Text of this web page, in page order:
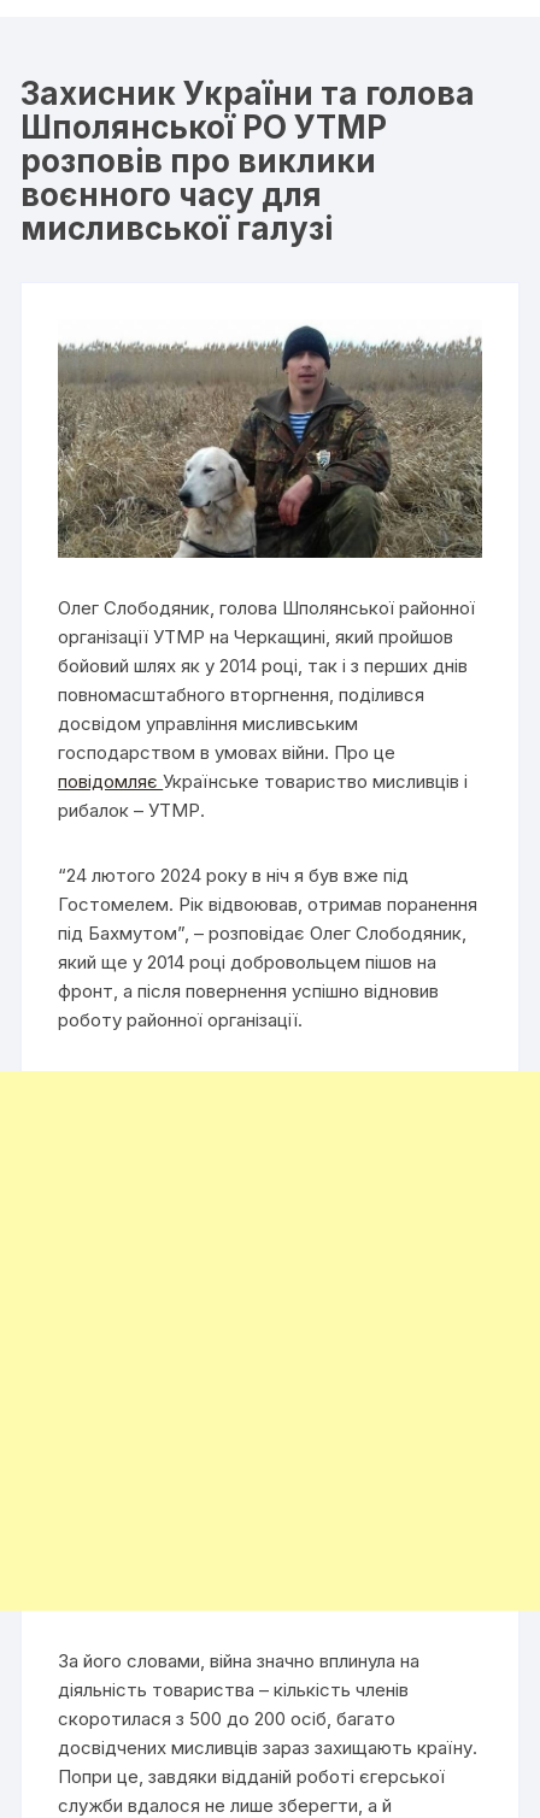
Захисник України та голова
Шполянської РО УТМР
розповів про виклики
воєнного часу для
мисливської галузі
Олег Слободяник, голова Шполянської районної
організації УТМР на Черкащині, який пройшов
бойовий шлях як у 2014 році, так і з перших днів
повномасштабного вторгнення, поділився
досвідом управління мисливським
господарством в умовах війни. Про це
повідомляєУкраїнське товариство мисливців і
рибалок – УТМР.
“24 лютого 2024 року в ніч я був вже під
Гостомелем. Рік відвоював, отримав поранення
під Бахмутом”, – розповідає Олег Слободяник,
який ще у 2014 році добровольцем пішов на
фронт, а після повернення успішно відновив
роботу районної організації.
За його словами, війна значно вплинула на
діяльність товариства – кількість членів
скоротилася з 500 до 200 осіб, багато
досвідчених мисливців зараз захищають країну.
Попри це, завдяки відданій роботі єгерської
служби вдалося не лише зберегти, а й